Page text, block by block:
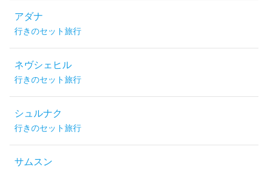
アダナ
行きのセット旅行
ネヴシェヒル
行きのセット旅行
シュルナク
行きのセット旅行
サムスン